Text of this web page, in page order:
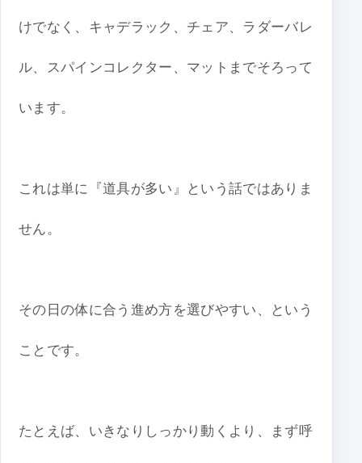
けでなく、キャデラック、チェア、ラダーバレ
ル、スパインコレクター、マットまでそろって
います。
これは単に『道具が多い』という話ではありま
せん。
その日の体に合う進め方を選びやすい、という
ことです。
たとえば、いきなりしっかり動くより、まず呼